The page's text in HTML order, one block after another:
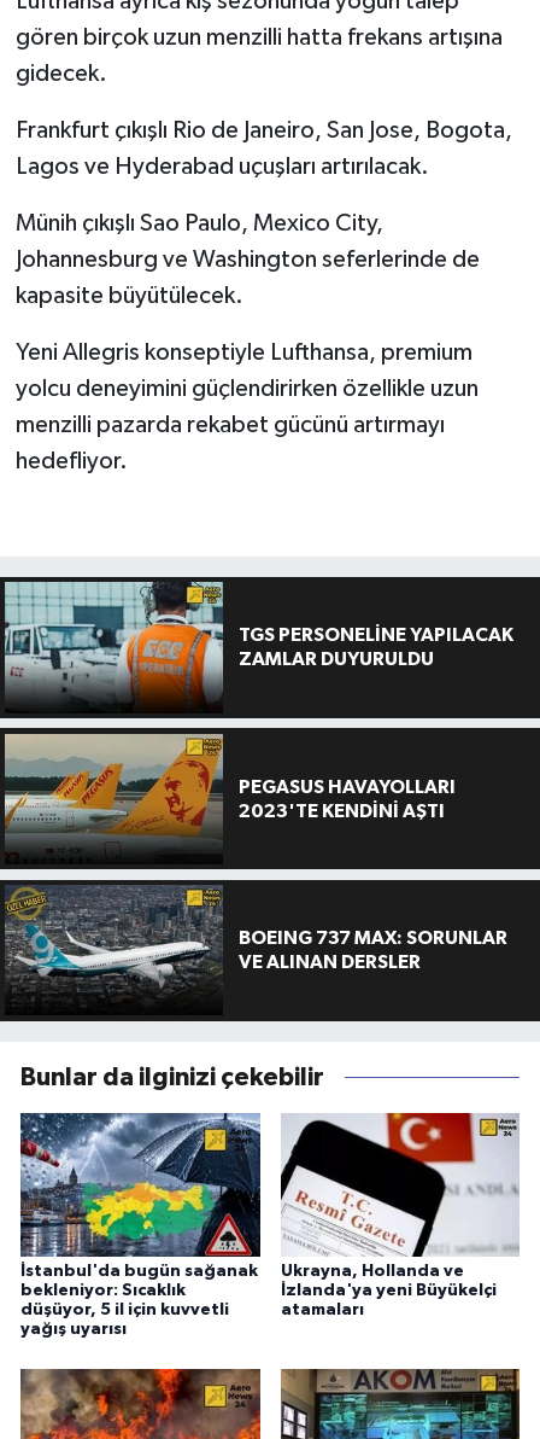
gören birçok uzun menzilli hatta frekans artışına
gidecek.
Frankfurt çıkışlı Rio de Janeiro, San Jose, Bogota,
Lagos ve Hyderabad uçuşları artırılacak.
Münih çıkışlı Sao Paulo, Mexico City,
Johannesburg ve Washington seferlerinde de
kapasite büyütülecek.
Yeni Allegris konseptiyle Lufthansa, premium
yolcu deneyimini güçlendirirken özellikle uzun
menzilli pazarda rekabet gücünü artırmayı
hedefliyor.
TGS PERSONELİNE YAPILACAK
ZAMLAR DUYURULDU
PEGASUS HAVAYOLLARI
2023'TE KENDİNİ AŞTI
BOEING 737 MAX: SORUNLAR
VE ALINAN DERSLER
Bunlar da ilginizi çekebilir
İstanbul'da bugün sağanak
bekleniyor: Sıcaklık
düşüyor, 5 il için kuvvetli
yağış uyarısı
Ukrayna, Hollanda ve
İzlanda'ya yeni Büyükelçi
atamaları